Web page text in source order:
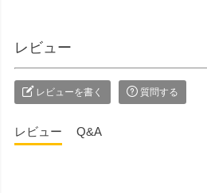
レビュー
レビューを書く 質問する
レビュー Q&A